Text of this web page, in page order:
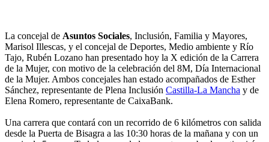
La concejal de Asuntos Sociales, Inclusión, Familia y Mayores,
Marisol Illescas, y el concejal de Deportes, Medio ambiente y Río
Tajo, Rubén Lozano han presentado hoy la X edición de la Carrera
de la Mujer, con motivo de la celebración del 8M, Día Internacional
de la Mujer. Ambos concejales han estado acompañados de Esther
Sánchez, representante de Plena Inclusión Castilla-La Mancha y de
Elena Romero, representante de CaixaBank.
Una carrera que contará con un recorrido de 6 kilómetros con salida
desde la Puerta de Bisagra a las 10:30 horas de la mañana y con un